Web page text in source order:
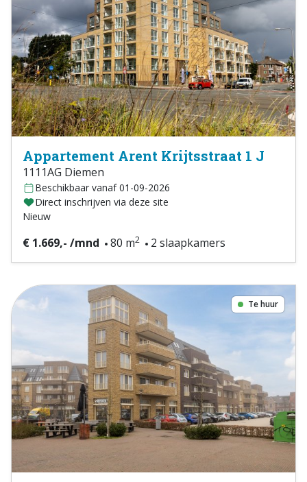
Appartement Arent Krijtsstraat 1 J
1111AG Diemen
Beschikbaar vanaf 01-09-2026
Direct inschrijven via deze site
Nieuw
€ 1.669,- /mnd 80 m2 2 slaapkamers
Te huur